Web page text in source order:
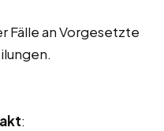
Fälle an Vorgesetzte
: